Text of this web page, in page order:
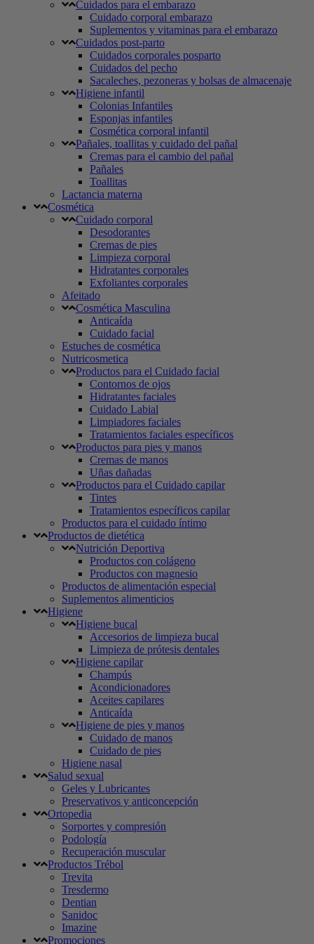
Cuidados para el embarazo
Cuidado corporal embarazo
Suplementos y vitaminas para el embarazo
Cuidados post-parto
Cuidados corporales posparto
Cuidados del pecho
Sacaleches, pezoneras y bolsas de almacenaje
Higiene infantil
Colonias Infantiles
Esponjas infantiles
Cosmética corporal infantil
Pañales, toallitas y cuidado del pañal
Cremas para el cambio del pañal
Pañales
Toallitas
Lactancia materna
Cosmética
Cuidado corporal
Desodorantes
Cremas de pies
Limpieza corporal
Hidratantes corporales
Exfoliantes corporales
Afeitado
Cosmética Masculina
Anticaída
Cuidado facial
Estuches de cosmética
Nutricosmetica
Productos para el Cuidado facial
Contornos de ojos
Hidratantes faciales
Cuidado Labial
Limpiadores faciales
Tratamientos faciales específicos
Productos para pies y manos
Cremas de manos
Uñas dañadas
Productos para el Cuidado capilar
Tintes
Tratamientos específicos capilar
Productos para el cuidado íntimo
Productos de dietética
Nutrición Deportiva
Productos con colágeno
Productos con magnesio
Productos de alimentación especial
Suplementos alimenticios
Higiene
Higiene bucal
Accesorios de limpieza bucal
Limpieza de prótesis dentales
Higiene capilar
Champús
Acondicionadores
Aceites capilares
Anticaída
Higiene de pies y manos
Cuidado de manos
Cuidado de pies
Higiene nasal
Salud sexual
Geles y Lubricantes
Preservativos y anticoncepción
Ortopedia
Sorportes y compresión
Podología
Recuperación muscular
Productos Trébol
Trevita
Tresdermo
Dentian
Sanidoc
Imazine
Promociones